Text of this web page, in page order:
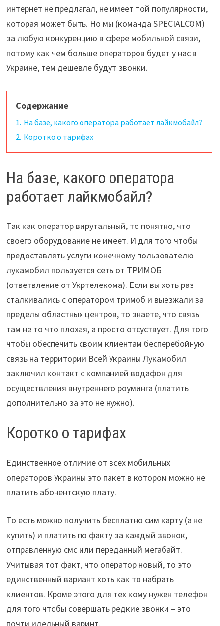
интернет не предлагал, не имеет той популярности,
которая может быть. Но мы (команда SPECIALCOM)
за любую конкуренцию в сфере мобильной связи,
потому как чем больше операторов будет у нас в
Украине, тем дешевле будут звонки.
Содержание
1. На базе, какого оператора работает лайкмобайл?
2. Коротко о тарифах
На базе, какого оператора
работает лайкмобайл?
Так как оператор вирутальный, то понятно, что
своего оборудование не имеет. И для того чтобы
предоставлять услуги конечному пользователю
лукамобил пользуется сеть от ТРИМОБ
(ответвление от Укртелекома). Если вы хоть раз
сталкивались с оператором тримоб и выезжали за
пределы областных центров, то знаете, что связь
там не то что плохая, а просто отсуствует. Для того
чтобы обеспечить своим клиентам бесперебойную
связь на территории Всей Украины Лукамобил
заключил контакт с компанией водафон для
осуществления внутреннего роуминга (платить
дополнительно за это не нужно).
Коротко о тарифах
Единственное отличие от всех мобильных
операторов Украины это пакет в котором можно не
платить абонентскую плату.
То есть можно получить бесплатно сим карту (а не
купить) и платить по факту за каждый звонок,
отправленную смс или переданный мегабайт.
Учитывая тот факт, что оператор новый, то это
единственный вариант хоть как то набрать
клиентов. Кроме этого для тех кому нужен телефон
для того чтобы совершать редкие звонки – это
почти идельный варинт.